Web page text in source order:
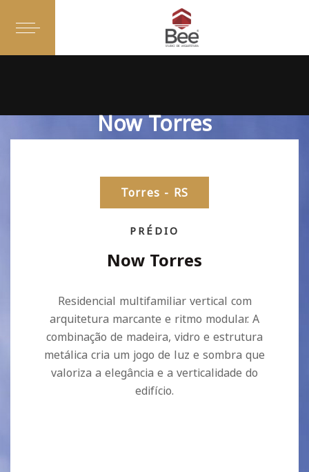
Now Torres
Torres - RS
PRÉDIO
Now Torres
Residencial multifamiliar vertical com
arquitetura marcante e ritmo modular. A
combinação de madeira, vidro e estrutura
metálica cria um jogo de luz e sombra que
valoriza a elegância e a verticalidade do
edifício.